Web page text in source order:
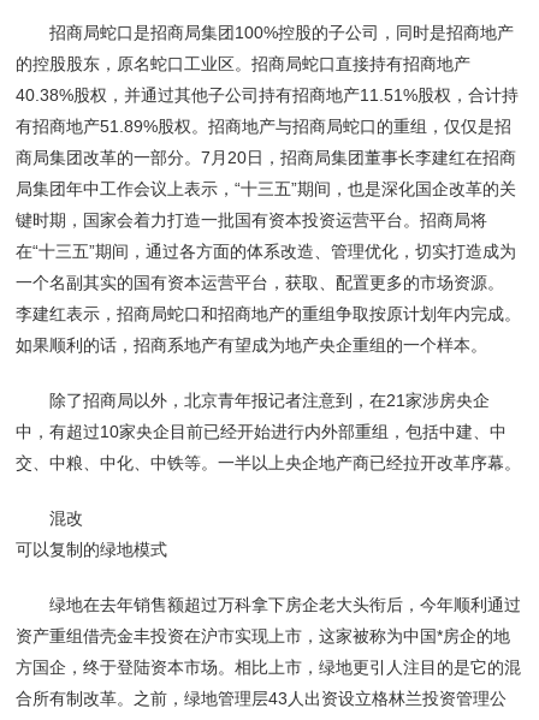
招商局蛇口是招商局集团100%控股的子公司，同时是招商地产
的控股股东，原名蛇口工业区。招商局蛇口直接持有招商地产
40.38%股权，并通过其他子公司持有招商地产11.51%股权，合计持
有招商地产51.89%股权。招商地产与招商局蛇口的重组，仅仅是招
商局集团改革的一部分。7月20日，招商局集团董事长李建红在招商
局集团年中工作会议上表示，“十三五”期间，也是深化国企改革的关
键时期，国家会着力打造一批国有资本投资运营平台。招商局将
在“十三五”期间，通过各方面的体系改造、管理优化，切实打造成为
一个名副其实的国有资本运营平台，获取、配置更多的市场资源。
李建红表示，招商局蛇口和招商地产的重组争取按原计划年内完成。
如果顺利的话，招商系地产有望成为地产央企重组的一个样本。
除了招商局以外，北京青年报记者注意到，在21家涉房央企
中，有超过10家央企目前已经开始进行内外部重组，包括中建、中
交、中粮、中化、中铁等。一半以上央企地产商已经拉开改革序幕。
混改
可以复制的绿地模式
绿地在去年销售额超过万科拿下房企老大头衔后，今年顺利通过
资产重组借壳金丰投资在沪市实现上市，这家被称为中国*房企的地
方国企，终于登陆资本市场。相比上市，绿地更引人注目的是它的混
合所有制改革。之前，绿地管理层43人出资设立格林兰投资管理公